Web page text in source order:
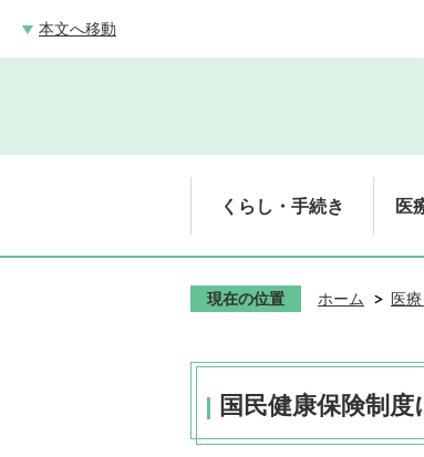
本文へ移動
くらし・手続き 医
現在の位置 ホーム 医
国民健康保険制度